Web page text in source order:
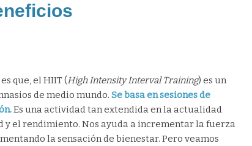
que, el HIIT (High Intensity Interval Training) es un
de medio mundo. Se basa en sesiones de
Es una actividad tan extendida en la actualidad
el rendimiento. Nos ayuda a incrementar la fuerza
la sensación de bienestar. Pero veamos